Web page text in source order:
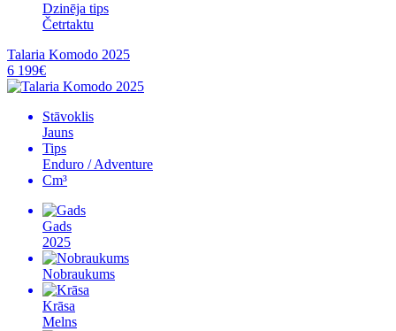
Dzinēja tips
Četrtaktu
Talaria Komodo 2025
6 199€
Stāvoklis
Jauns
Tips
Enduro / Adventure
Cm³
Gads
2025
Nobraukums
Krāsa
Melns